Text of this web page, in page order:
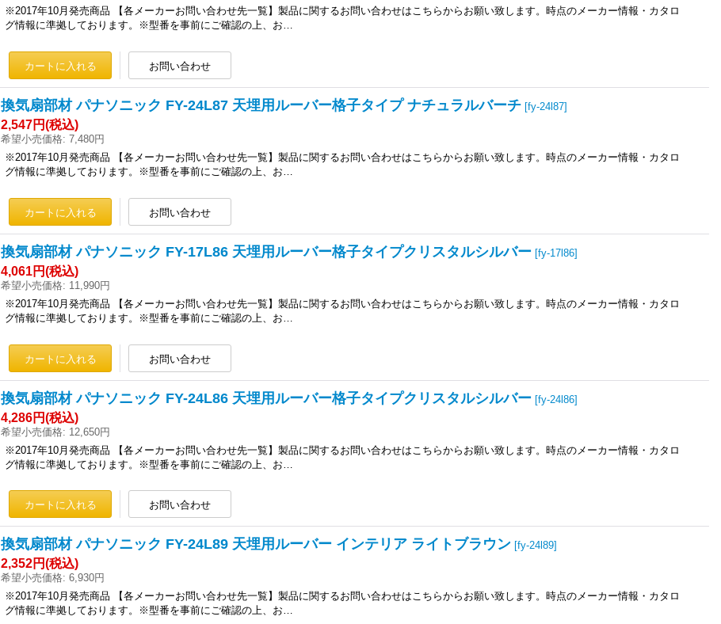
※2017年10月発売商品 【各メーカーお問い合わせ先一覧】製品に関するお問い合わせはこちらからお願い致します。時点のメーカー情報・カタロ
グ情報に準拠しております。※型番を事前にご確認の上、お…
換気扇部材 パナソニック FY-24L87 天埋用ルーバー格子タイプ ナチュラルバーチ [fy-24l87]
2,547円(税込)
希望小売価格: 7,480円
※2017年10月発売商品 【各メーカーお問い合わせ先一覧】製品に関するお問い合わせはこちらからお願い致します。時点のメーカー情報・カタロ
グ情報に準拠しております。※型番を事前にご確認の上、お…
換気扇部材 パナソニック FY-17L86 天埋用ルーバー格子タイプクリスタルシルバー [fy-17l86]
4,061円(税込)
希望小売価格: 11,990円
※2017年10月発売商品 【各メーカーお問い合わせ先一覧】製品に関するお問い合わせはこちらからお願い致します。時点のメーカー情報・カタロ
グ情報に準拠しております。※型番を事前にご確認の上、お…
換気扇部材 パナソニック FY-24L86 天埋用ルーバー格子タイプクリスタルシルバー [fy-24l86]
4,286円(税込)
希望小売価格: 12,650円
※2017年10月発売商品 【各メーカーお問い合わせ先一覧】製品に関するお問い合わせはこちらからお願い致します。時点のメーカー情報・カタロ
グ情報に準拠しております。※型番を事前にご確認の上、お…
換気扇部材 パナソニック FY-24L89 天埋用ルーバー インテリア ライトブラウン [fy-24l89]
2,352円(税込)
希望小売価格: 6,930円
※2017年10月発売商品 【各メーカーお問い合わせ先一覧】製品に関するお問い合わせはこちらからお願い致します。時点のメーカー情報・カタロ
グ情報に準拠しております。※型番を事前にご確認の上、お…